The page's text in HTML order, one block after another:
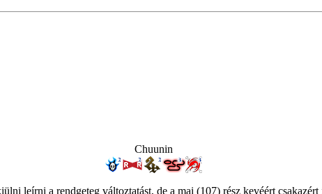
Chuunin
leírni a rendgeteg változtatást, de a mai (107) rész kevéért csakazért